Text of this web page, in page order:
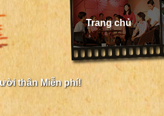
Trang chủ
thân Miễn phí!